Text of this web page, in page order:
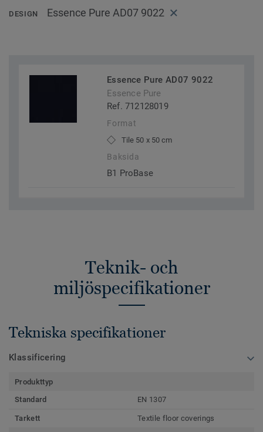
DESIGN Essence Pure AD07 9022
Essence Pure AD07 9022
Essence Pure
Ref. 712128019
Format
Tile 50 x 50 cm
Baksida
B1 ProBase
Teknik- och
miljöspecifikationer
Tekniska specifikationer
Klassificering
Produkttyp
Standard
EN 1307
Tarkett Textile floor coverings